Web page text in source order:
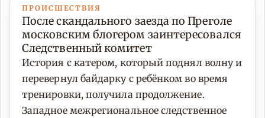
ПРОИСШЕСТВИЯ
После скандального заезда по Преголе
московским блогером заинтересовался
Следственный комитет
История с катером, который поднял волну и
перевернул байдарку с ребёнком во время
тренировки, получила продолжение.
Западное межрегиональное следственное